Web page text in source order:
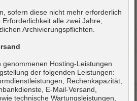
sofern diese nicht mehr erforderlich
alle zwei Jahre;
Archivierungspflichten.
genommenen Hosting-Leistungen
der folgenden Leistungen:
Rechenkapazität,
E-Mail-Versand,
technische Wartungsleistungen,